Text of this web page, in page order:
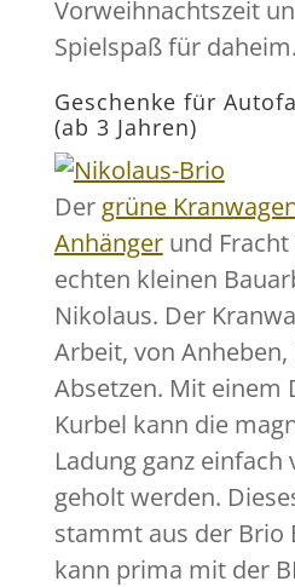
Vorweihnachtszeit
Spielspaß für daheim.
Geschenke für
(ab 3 Jahren)
Der grüne
Anhängerund Fracht
echten kleinen
Nikolaus. Der
Arbeit, von
Absetzen. Mit einem
Kurbel kann die
Ladung ganz einfach
geholt werden.
stammt aus der Brio
kann prima mit der